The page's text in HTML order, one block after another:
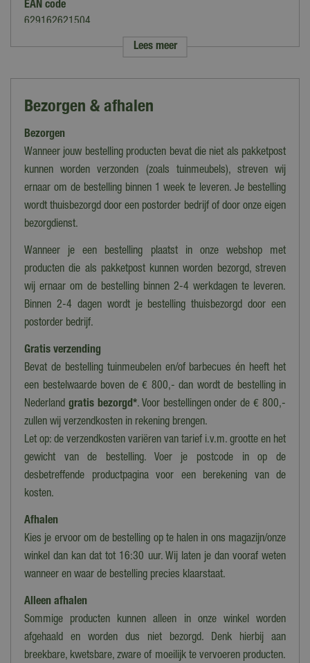
EAN code
629162621504
Merk
Handdoek
Kleur
Zwart
Lees meer
Bezorgen & afhalen
Bezorgen
Wanneer jouw bestelling producten bevat die niet als pakketpost
kunnen worden verzonden (zoals tuinmeubels), streven wij
ernaar om de bestelling binnen 1 week te leveren. Je bestelling
wordt thuisbezorgd door een postorder bedrijf of door onze eigen
bezorgdienst.
Wanneer je een bestelling plaatst in onze webshop met
producten die als pakketpost kunnen worden bezorgd, streven
wij ernaar om de bestelling binnen 2-4 werkdagen te leveren.
Binnen 2-4 dagen wordt je bestelling thuisbezorgd door een
postorder bedrijf.
Gratis verzending
Bevat de bestelling tuinmeubelen en/of barbecues én heeft het
een bestelwaarde boven de € 800,- dan wordt de bestelling in
Nederland gratis bezorgd*. Voor bestellingen onder de € 800,-
zullen wij verzendkosten in rekening brengen.
Let op: de verzendkosten variëren van tarief i.v.m. grootte en het
gewicht van de bestelling. Voer je postcode in op de
desbetreffende productpagina voor een berekening van de
kosten.
Afhalen
Kies je ervoor om de bestelling op te halen in ons magazijn/onze
winkel dan kan dat tot 16:30 uur. Wij laten je dan vooraf weten
wanneer en waar de bestelling precies klaarstaat.
Alleen afhalen
Sommige producten kunnen alleen in onze winkel worden
afgehaald en worden dus niet bezorgd. Denk hierbij aan
breekbare, kwetsbare, zware of moeilijk te vervoeren producten.